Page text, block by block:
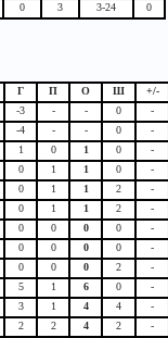
0 3 3-24 0
Г П О Ш
+/-
-3 - - 0
-
-4 - - 0
-
1 0 1 0
-
0 1 1 0
-
0 1 1 2
-
0 1 1 2
-
0 0 0 0
-
0 0 0 0
-
0 0 0 2
-
5 1 6 0
-
3 1 4 4
-
2 2 4 2
-